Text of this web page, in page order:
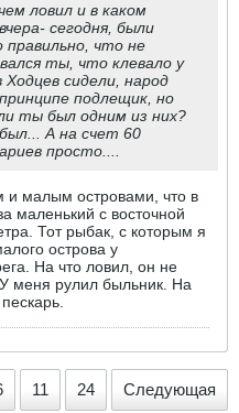
ловил и в каком
сегодня, были
правильно, что не
ты, что клевало у
сидели, народ
подлещик, но
ты был одним из них?
А на счет 60
просто....
малым островами, что в
маленький с восточной
Тот рыбак, с которым я
острова у
На что ловил, он не
меня рулил быльник. На
11 24 Следующая